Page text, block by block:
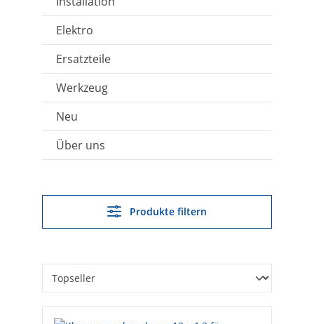
Elektro
Ersatzteile
Werkzeug
Neu
Über uns
Produkte filtern